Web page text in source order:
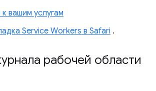
вашим услугам
Service Workers в Safari .
рабочей области